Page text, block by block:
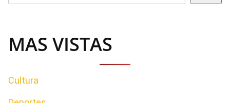
MAS VISTAS
Cultura